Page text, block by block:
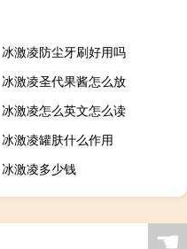
冰激凌防尘牙刷好用吗
冰激凌圣代果酱怎么放
冰激凌怎么英文怎么读
冰激凌罐肤什么作用
冰激凌多少钱
☚